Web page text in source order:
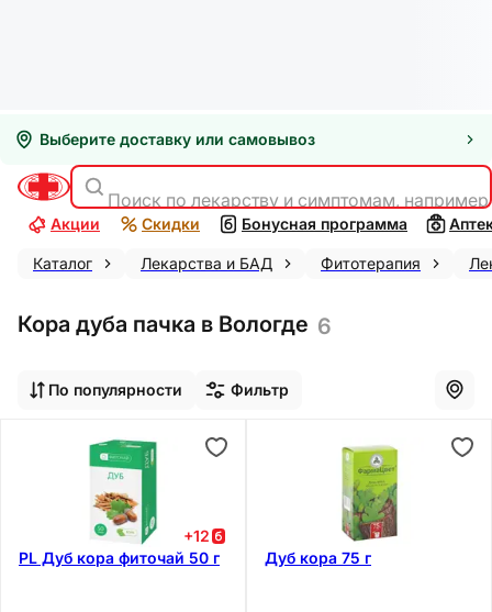
Выберите доставку или самовывоз
Поиск по лекарству и симптомам,
Акции Скидки Бонусная программа
Каталог Лекарства и БАД Фитотерапия
Кора дуба пачка в Вологде 6
По популярности Фильтр
+12
PL Дуб кора фиточай 50 г
Дуб кора 75 г